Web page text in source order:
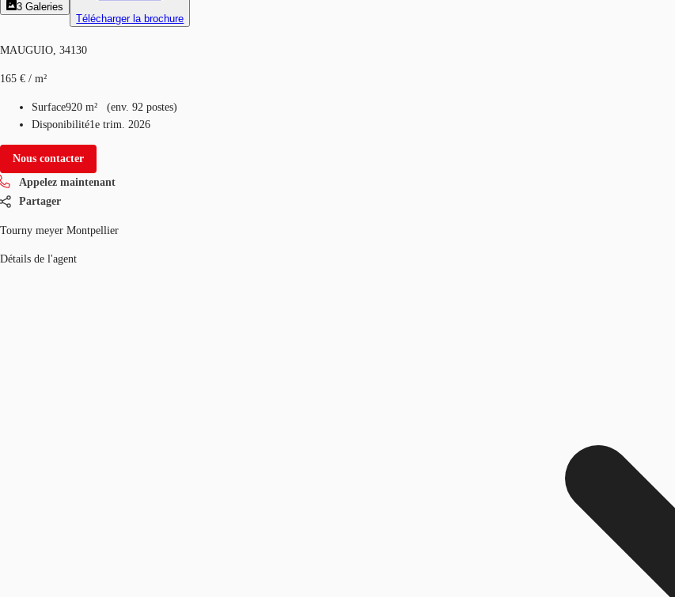
3 Galeries
Télécharger la brochure
MAUGUIO, 34130
165 € / m²
Surface920 m² (env. 92 postes)
Disponibilité1e trim. 2026
Nous contacter
Appelez maintenant
Partager
Tourny meyer Montpellier
Détails de l'agent